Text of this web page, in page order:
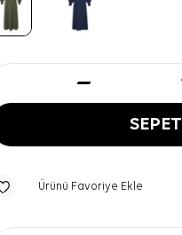
Ürünü Favoriye Ekle